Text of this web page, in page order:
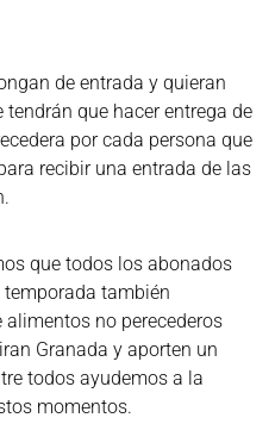
de entrada y quieran
que hacer entrega de
por cada persona que
recibir una entrada de las
que todos los abonados
temporada también
no perecederos
Granada y aporten un
todos ayudemos a la
momentos.